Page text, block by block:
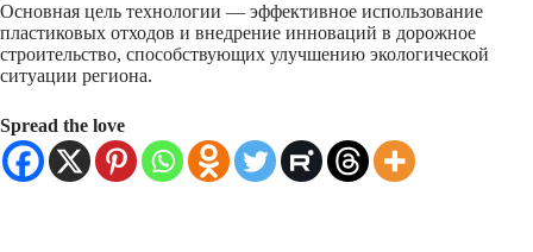
Основная цель технологии — эффективное использование
пластиковых отходов и внедрение инноваций в дорожное
строительство, способствующих улучшению экологической
ситуации региона.
Spread the love